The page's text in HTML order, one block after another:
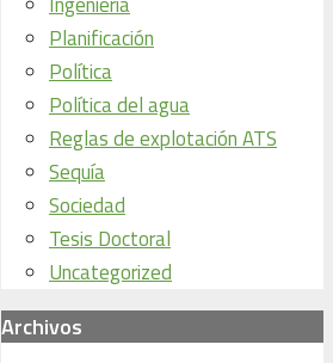
Planificación
Política
Política del agua
Reglas de explotación ATS
Sequía
Sociedad
Tesis Doctoral
Uncategorized
Archivos